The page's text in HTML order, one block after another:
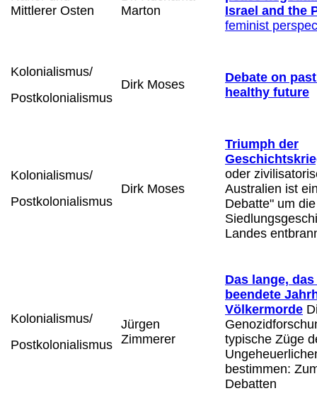
Mittlerer Osten
Marton
Israel and the
feminist
Kolonialismus/
Postkolonialismus
Dirk Moses
Debate on
healthy future
Kolonialismus/
Postkolonialismus
Dirk Moses
Triumph der
oder
Australien ist
Debatte" um die
Landes
Kolonialismus/
Postkolonialismus
Jürgen
Zimmerer
Das lange,
beendete
Völkermorde
typische Züge
bestimmen:
Debatten